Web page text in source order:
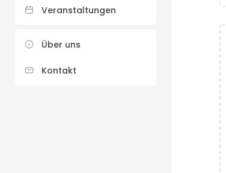
Veranstaltungen
Über uns
Kontakt